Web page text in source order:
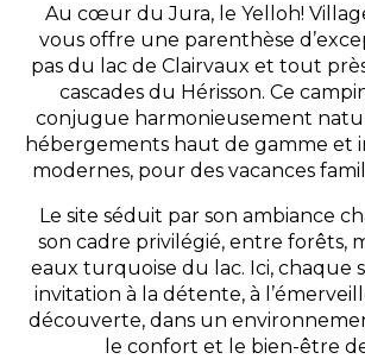
Au cœur du Jura, le Yelloh!
vous offre une parenthèse
pas du lac de Clairvaux et tout
cascades du Hérisson. Ce
conjugue harmonieusement
hébergements haut de gamme et
modernes, pour des vacances
Le site séduit par son ambiance
son cadre privilégié, entre forêts,
eaux turquoise du lac. Ici, chaque
invitation à la détente, à
découverte, dans un
le confort et le bien-être